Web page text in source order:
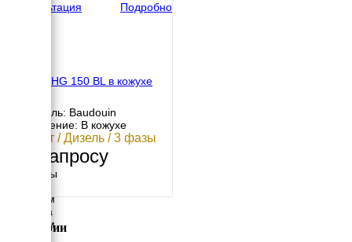
Консультация
Подробно
HERTZ HG 150 BL в кожухе
Двигатель: Baudouin
Исполнение: В кожухе
108 кВт / Дизель / 3 фазы
По запросу
Размеры
3860 мм
Ширина
1200 мм
Категории